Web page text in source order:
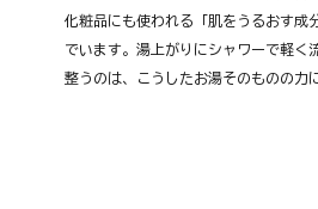
化粧品にも使われる「肌をうるおす成
でいます。湯上がりにシャワーで軽く
整うのは、こうしたお湯そのものの力